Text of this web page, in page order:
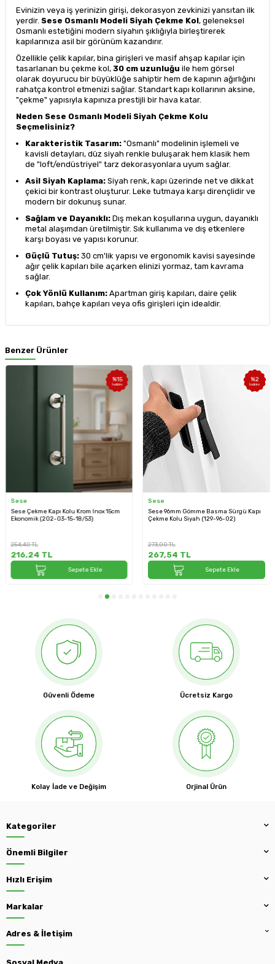
Evinizin veya iş yerinizin girişi, dekorasyon zevkinizi yansıtan ilk
yerdir. Sese Osmanlı Modeli Siyah Çekme Kol, geleneksel
Osmanlı estetiğini modern siyahın şıklığıyla birleştirerek
kapılarınıza asil bir görünüm kazandırır.
Özellikle çelik kapılar, bina girişleri ve masif ahşap kapılar için
tasarlanan bu çekme kol, 30 cm uzunluğu ile hem görsel
olarak doyurucu bir büyüklüğe sahiptir hem de kapının ağırlığını
rahatça kontrol etmenizi sağlar. Standart kapı kollarının aksine,
"çekme" yapısıyla kapınıza prestijli bir hava katar.
Neden Sese Osmanlı Modeli Siyah Çekme Kolu
Seçmelisiniz?
Karakteristik Tasarım: "Osmanlı" modelinin işlemeli ve
kavisli detayları, düz siyah renkle buluşarak hem klasik hem
de "loft/endüstriyel" tarz dekorasyonlara uyum sağlar.
Asil Siyah Kaplama: Siyah renk, kapı üzerinde net ve dikkat
çekici bir kontrast oluşturur. Leke tutmaya karşı dirençlidir ve
modern bir dokunuş sunar.
Sağlam ve Dayanıklı: Dış mekan koşullarına uygun, dayanıklı
metal alaşımdan üretilmiştir. Sık kullanıma ve dış etkenlere
karşı boyası ve yapısı korunur.
Güçlü Tutuş: 30 cm'lik yapısı ve ergonomik kavisi sayesinde
ağır çelik kapıları bile açarken elinizi yormaz, tam kavrama
sağlar.
Çok Yönlü Kullanım: Apartman giriş kapıları, daire çelik
kapıları, bahçe kapıları veya ofis girişleri için idealdir.
Benzer Ürünler
%15
İndirim
Sese
Sese Çekme Kapı Kolu Krom Inox 15cm
Ekonomik (202-03-15-18/53)
254,40TL
216,24 TL
Sepete Ekle
%2
İndirim
Sese
Sese 96mm Gömme Basma Sürgü Kapı
Çekme Kolu Siyah (129-96-02)
273,00TL
267,54 TL
Sepete Ekle
Güvenli Ödeme Ücretsiz Kargo
Kolay İade ve Değişim Orjinal Ürün
Kategoriler
Önemli Bilgiler
Hızlı Erişim
Markalar
Adres & İletişim